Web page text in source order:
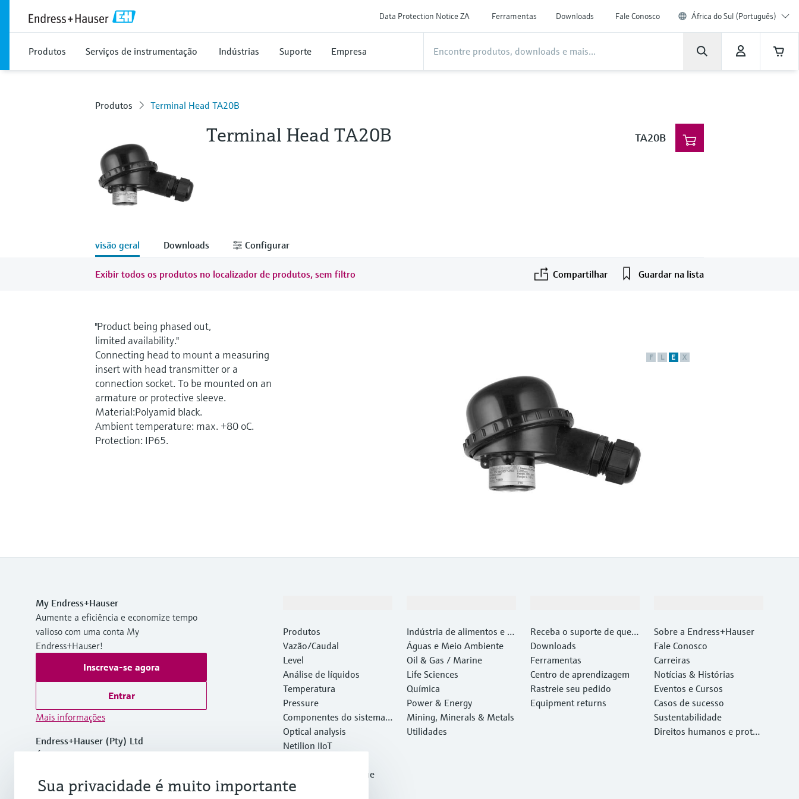
Data Protection Notice ZA Ferramentas Downloads Fale Conosco África do Sul (Português)
Produtos Serviços de instrumentação Indústrias Suporte Empresa
Produtos Terminal Head TA20B
Terminal Head TA20B TA20B
visão geral Downloads Configurar
Exibir todos os produtos no localizador de produtos, sem filtro Compartilhar Guardar na lista
F L E X
"Product being phased out,
limited availability."
Connecting head to mount a measuring
insert with head transmitter or a
connection socket. To be mounted on an
armature or protective sleeve.
Material:Polyamid black.
Ambient temperature: max. +80 oC.
Protection: IP65.
My Endress+Hauser
Aumente a eficiência e economize tempo
valioso com uma conta My
Endress+Hauser!
Inscreva-se agora
Entrar
Mais informações
Endress+Hauser (Pty) Ltd
África do Sul
+27 11 262 8000
Produtos
Vazão/Caudal
Level
Análise de líquidos
Temperatura
Pressure
Componentes do sistema e
gerenciadores de dados
Optical analysis
Netilion IIoT
Produtos em destaque
Ferramentas
Indústria de alimentos e b
ebidas
Águas e Meio Ambiente
Oil & Gas / Marine
Life Sciences
Química
Power & Energy
Mining, Minerals & Metals
Utilidades
Receba o suporte de que v
ocê precisa, rapidamente!
Downloads
Ferramentas
Centro de aprendizagem
Rastreie seu pedido
Equipment returns
Sobre a Endress+Hauser
Fale Conosco
Carreiras
Notícias & Histórias
Eventos e Cursos
Casos de sucesso
Sustentabilidade
Direitos humanos e proteç
Sua privacidade é muito importante